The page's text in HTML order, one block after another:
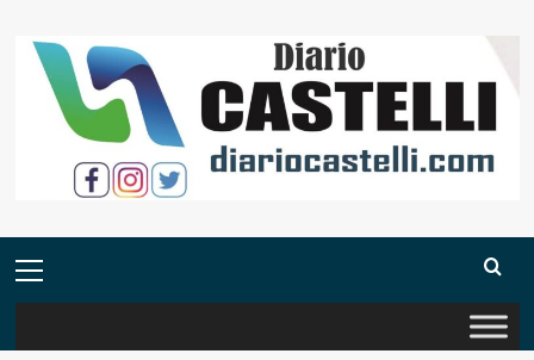
contenido
Menú